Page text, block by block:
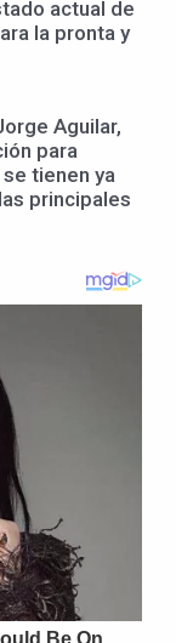
actual de
la pronta y
Aguilar,
para
tienen ya
principales